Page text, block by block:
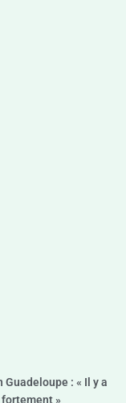
: « Il y a
»